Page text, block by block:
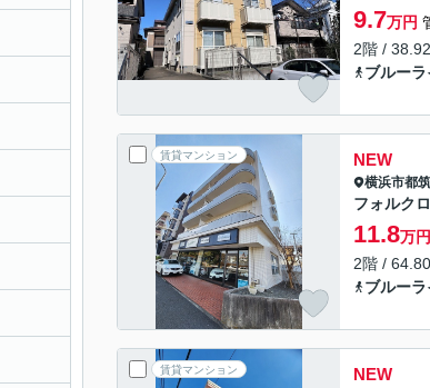
9.7万円
2階 /
ブルー
賃貸マンション NEW
横浜市都
フォルク
11.8万円
2階 /
ブルー
賃貸マンション NEW